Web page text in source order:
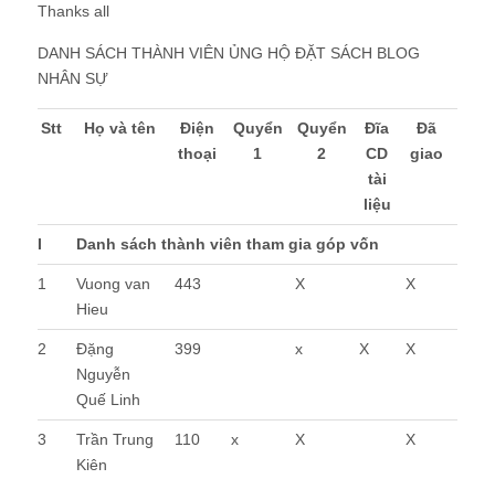
Thanks all
DANH SÁCH THÀNH VIÊN ỦNG HỘ ĐẶT SÁCH BLOG
NHÂN SỰ
Stt Họ và tên
Điện
thoại
Quyển
1
Quyển
2
Đĩa
CD
tài
liệu
Đã
giao
I Danh sách thành viên tham gia góp vốn
1
Vuong van
Hieu
443 X X
2
Đặng
Nguyễn
Quế Linh
399 x X X
3
Trần Trung
Kiên
110 x X X